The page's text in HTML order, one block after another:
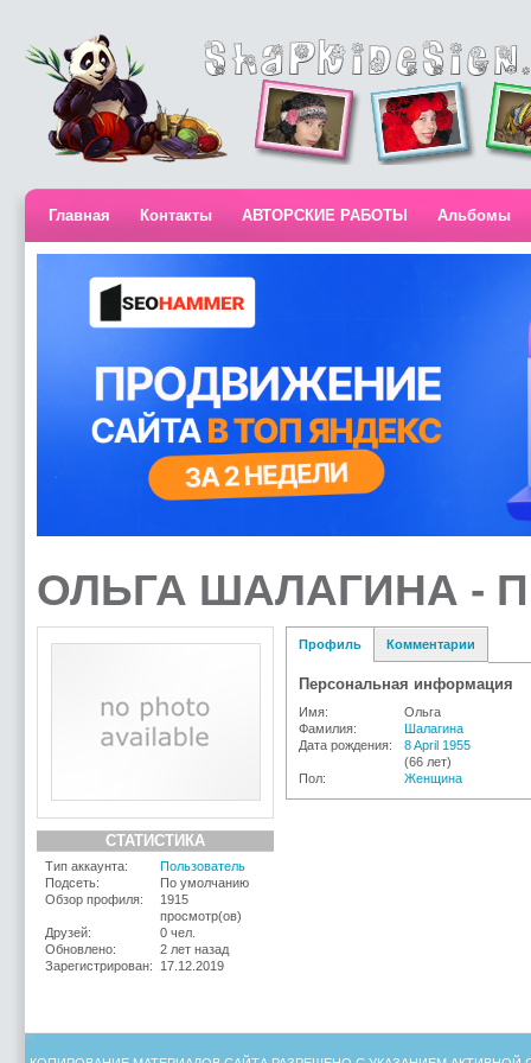
Главная Контакты АВТОРСКИЕ РАБОТЫ Альбомы
ОЛЬГА ШАЛАГИНА -
СТАТИСТИКА
Тип аккаунта:
Пользователь
Подсеть:
По умолчанию
Обзор профиля:
1915
просмотр(ов)
Друзей:
0 чел.
Обновлено:
2 лет назад
Зарегистрирован: 17.12.2019
Профиль Комментарии
Персональная информация
Имя:
Ольга
Фамилия:
Шалагина
Дата рождения:
8 April 1955
(66 лет)
Пол:
Женщина